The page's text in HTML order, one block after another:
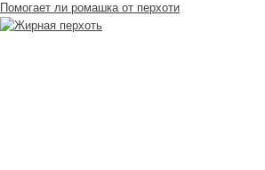
Помогает ли ромашка от перхоти